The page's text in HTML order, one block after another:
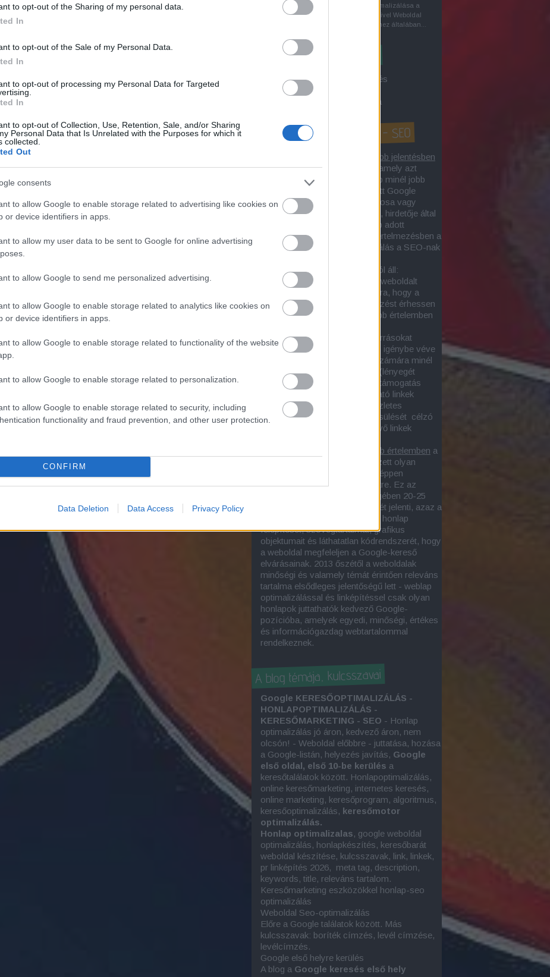
to opt-out of the Sharing of my personal data.
In
to opt-out of the Sale of my Personal Data.
In
to opt-out of processing my Personal Data for Targeted
In
to opt-out of Collection, Use, Retention, Sale, and/or Sharing
Personal Data that Is Unrelated with the Purposes for which it
collected.
Out
consents
to allow Google to enable storage related to advertising like cookies on
or device identifiers in apps.
to allow my user data to be sent to Google for online advertising
to allow Google to send me personalized advertising.
to allow Google to enable storage related to analytics like cookies on
or device identifiers in apps.
to allow Google to enable storage related to functionality of the website
to allow Google to enable storage related to personalization.
to allow Google to enable storage related to security, including
functionality and fraud prevention, and other user protection.
CONFIRM
Data Deletion Data Access Privacy Policy
küldés tárgyú honlap optimalizálása a
kereső marketing eszközeivel Weboldal
biztonságos működtetéséhez általában...
Első 3 a Google-keresőből
Boríték címzés / levél címzés
Google első 10-be kerülés
Blogok keresőoptimalizálása
Mi a honlap optimalizálás? - SEO
tágabb jelentésben
olyan internetes tevékenység, amely azt
célozza, hogy egy adott honlap minél jobb
a nem-fizetett Google
találatok közta honlap tulajdonosa vagy
üzemeltetője, netán szponzora, hirdetője által
fontosnak tartott egy vagy több adott
keresőkifejezéssel. Ebben az értelmezésben a
szinonimája a
honlapoptimalizálás a SEO-nak
A SEO-tevékenység két részból áll:
a belső SEO-val a kiválasztott weboldalt
tesszük minél alkalmasabbá arra, hogy a
megadott keresésekre jó helyezést érhessen
el (voltaképp ez lenne a szűkebb értelemben
a külső SEO során külső erőforrásokat
(nevezetesen más honlapokat) igénybe véve
érünk el (építünk fel) az oldal számára minél
hatékonyabb támogatottságot (lényegét
tekintve ez a linképítés). A webtámogatás
nagyban függ a céloldalra mutató linkek
hatékonyságától. E kérdés részletes
elemzése és a linkerő megbecsülését célzó
Bejövő linkek
szűkebb értelemben a
kiválasztott webegységen végzett olyan
munka, amelynek eredményeképpen
keresőbarát weboldal
jön létre. Ez az
optimalizációs folyamat lényegében 20-25
keresőszempont érvényesítését jelenti, azaz a
SEO-szakember úgy alakítja a honlap
felépítését, szövegtartalmát, grafikus
objektumait és láthatatlan kódrendszerét, hogy
a weboldal megfeleljen a Google-kereső
elvárásainak. 2013 őszétől a weboldalak
minőségi és valamely témát érintően releváns
tartalma elsődleges jelentőségű lett - weblap
optimalizálással és linképítéssel csak olyan
honlapok juttathatók kedvező Google-
pozícióba, amelyek egyedi, minőségi, értékes
és információgazdag webtartalommal
rendelkeznek.
A blog témája, kulcsszavai
Google KERESŐOPTIMALIZÁLÁS -
HONLAPOPTIMALIZÁLÁS -
KERESŐMARKETING - SEO - Honlap
optimalizálás jó áron, kedvező áron, nem
olcsón! - Weboldal előbbre - juttatása, hozása
a Google-listán, helyezés javítás, Google
első oldal, első 10-be kerülés a
keresőtalálatok között. Honlapoptimalizálás,
online keresőmarketing, internetes keresés,
online marketing, keresőprogram, algoritmus,
keresőoptimalizálás, keresőmotor
optimalizálás.
Honlap optimalizalas, google weboldal
optimalizálás, honlapkészítés, keresőbarát
weboldal készítése, kulcsszavak, link, linkek,
pr linképítés 2026, meta tag, description,
keywords, title, releváns tartalom.
Keresőmarketing eszközökkel honlap-seo
optimalizálás
Weboldal Seo-optimalizálás
Előre a Google találatok között. Más
kulcsszavak: boríték címzés, levél címzése,
levélcímzés.
Google első helyre kerülés
A blog a Google keresés első hely